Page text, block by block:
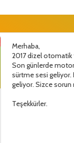
Merhaba,
2017 dizel otomatik
Son günlerde
sürtme sesi geliyor.
geliyor. Sizce sorun
Teşekkürler.